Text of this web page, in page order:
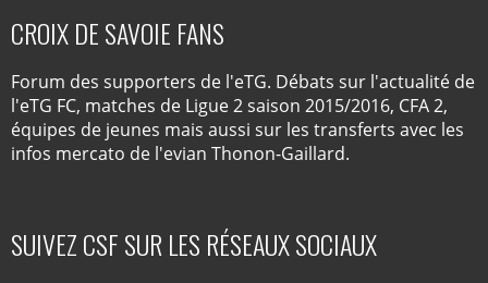
CROIX DE SAVOIE FANS
Forum des supporters de l'eTG. Débats sur l'actualité de
l'eTG FC, matches de Ligue 2 saison 2015/2016, CFA 2,
équipes de jeunes mais aussi sur les transferts avec les
infos mercato de l'evian Thonon-Gaillard.
SUIVEZ CSF SUR LES RÉSEAUX SOCIAUX